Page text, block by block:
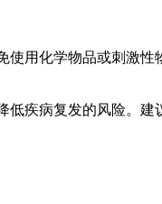
用化学物品或刺激
疾病复发的风险。